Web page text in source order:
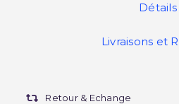
Détails
Livraisons et
Retour & Echange